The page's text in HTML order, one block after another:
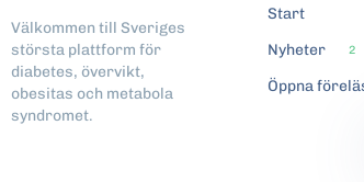
Välkommen till Sveriges
största plattform för
diabetes, övervikt,
obesitas och metabola
syndromet.
Start
Nyheter
2
Öppna